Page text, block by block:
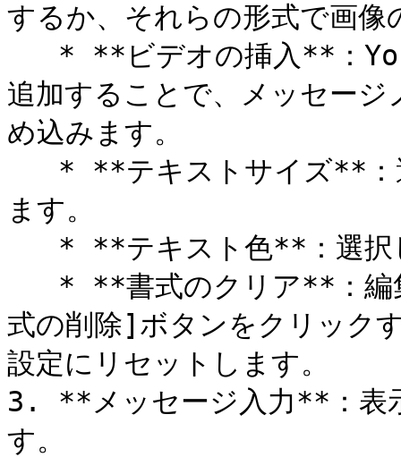
するか、それらの形式で画
追加することで、メッセー
め込みます。
ます。
式の削除]ボタンをクリック
設定にリセットします。
3. **メッセージ入力**：表
す。